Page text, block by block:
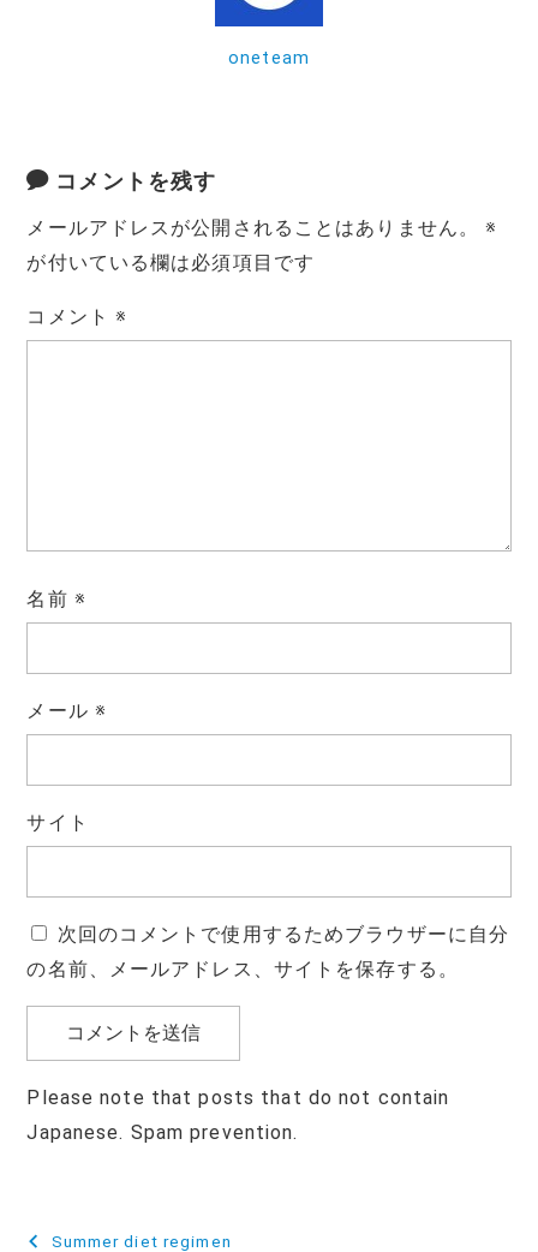
oneteam
コメントを残す
メールアドレスが公開されることはありません。
※
が付いている欄は必須項目です
コメント※
名前 ※
メール ※
サイト
次回のコメントで使用するためブラウザーに自分
の名前、メールアドレス、サイトを保存する。
Please note that posts that do not contain
Japanese. Spam prevention.
投 Summer diet regimen